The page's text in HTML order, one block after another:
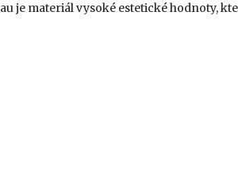
je materiál vysoké estetické hodnoty,